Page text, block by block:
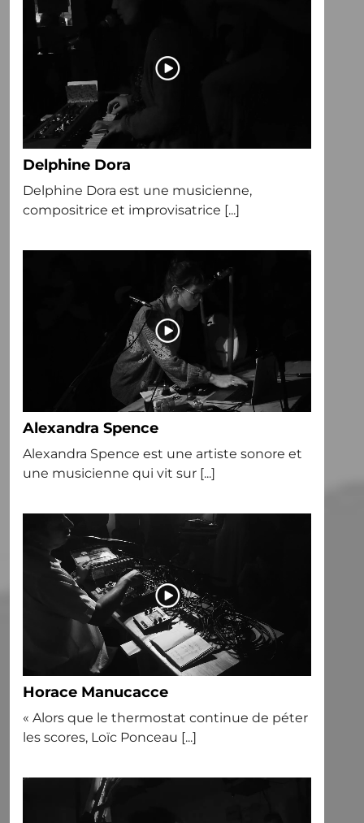
Delphine Dora
Delphine Dora est une musicienne,
compositrice et improvisatrice [...]
Alexandra Spence
Alexandra Spence est une artiste sonore et
une musicienne qui vit sur [...]
Horace Manucacce
« Alors que le thermostat continue de péter
les scores, Loïc Ponceau [...]